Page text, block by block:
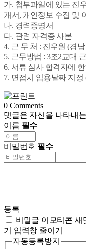
가. 첨부파일에 있는 진
개서, 개인정보 수집 및
나. 경력증명서
다. 관련 자격증 사본
4. 근 무 처 : 진우원 (경
5. 근무방법 : 3조2교대
6. 서류 심사 합격자에
7. 면접시 임용날짜 지정
0 Comments
댓글은 자신을 나타내
이름 필수
비밀번호 필수
등록
비밀글 이모티콘 새
기
입력창 줄이기
자동등록방지